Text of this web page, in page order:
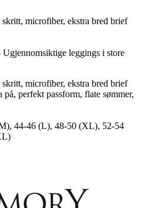
microfiber, ekstra bred brief
leggings i store
microfiber, ekstra bred brief
perfekt passform, flate sømmer,
44-46 (L), 48-50 (XL), 52-54